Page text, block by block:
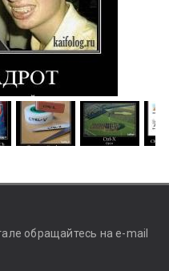
обращайтесь на e-mail